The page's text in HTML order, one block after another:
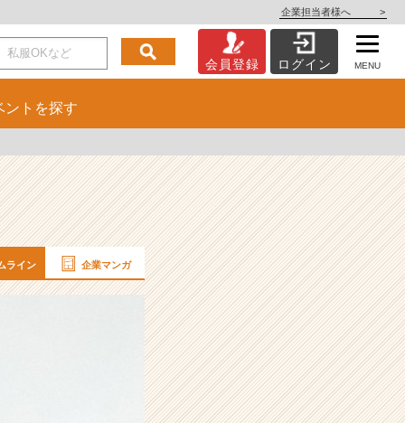
企業担当者様へ >
会員登録 ログイン MENU
ント を探す
ライン 企業マンガ